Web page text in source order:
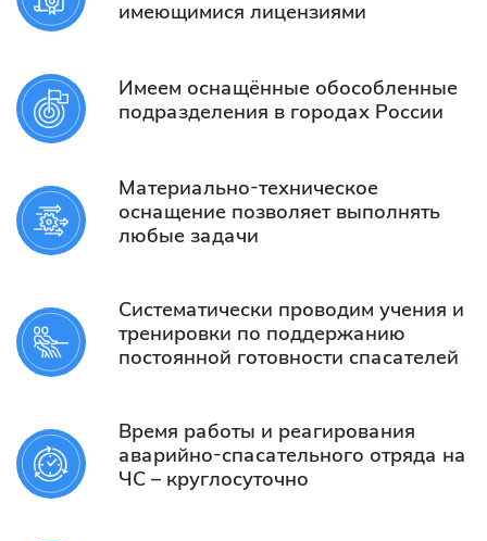
имеющимися лицензиями
Имеем оснащённые обособленные
подразделения в городах России
Материально-техническое
оснащение позволяет выполнять
любые задачи
Систематически проводим учения и
тренировки по поддержанию
постоянной готовности спасателей
Время работы и реагирования
аварийно-спасательного отряда на
ЧС – круглосуточно